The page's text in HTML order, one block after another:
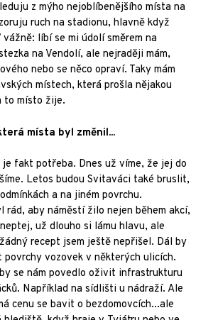
z mýho nejoblíbenějšího místa na
ruch na stadionu, hlavně když
líbí se mi údolí směrem na
na Vendolí, ale nejraději mám,
nebo se něco opraví. Taky mám
místech, která prošla nějakou
to místo žije.
místa byl změnil...
fakt potřeba. Dnes už víme, že jej do
Letos budou Svitaváci také bruslit,
a na jiném povrchu.
rád, aby náměstí žilo nejen během akcí,
už dlouho si lámu hlavu, ale
recept jsem ještě nepřišel. Dál by
vozovek v některých ulicích.
se nám povedlo oživit infrastrukturu
Například na sídlišti u nádraží. Ale
cenu se bavit o bezdomovcích...ale